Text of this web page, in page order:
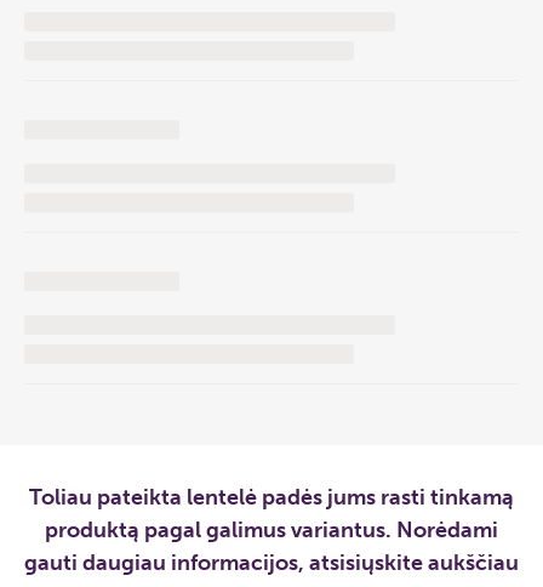
Toliau pateikta lentelė padės jums rasti tinkamą
produktą pagal galimus variantus. Norėdami
gauti daugiau informacijos, atsisiųskite aukščiau